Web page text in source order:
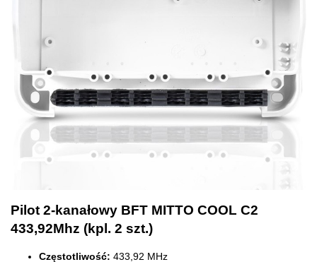
Pilot 2-kanałowy BFT MITTO COOL C2
433,92Mhz (kpl. 2 szt.)
Częstotliwość: 433,92 MHz